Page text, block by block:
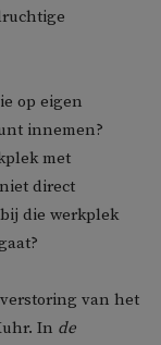
op eigen
innemen?
met
direct
die werkplek
van het
In de